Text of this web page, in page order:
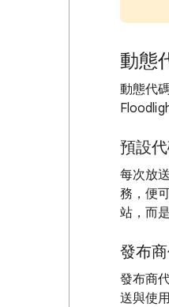
動態
動態代
預設
每次放
務，便
站，而
發布
發布商
送與使